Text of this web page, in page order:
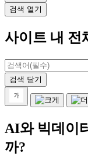
검색 열기
사이트 내 전
검색 닫기
AI와 빅데이
까?